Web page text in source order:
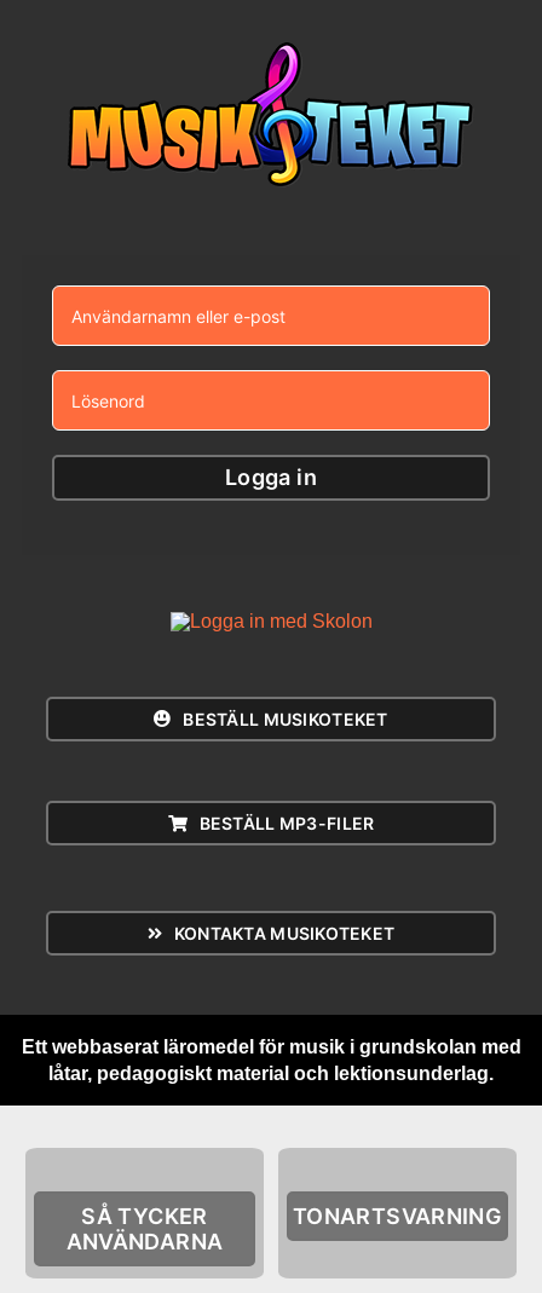
Logga in
BESTÄLL MUSIKOTEKET
BESTÄLL MP3-FILER
KONTAKTA MUSIKOTEKET
Ett webbaserat läromedel för musik i grundskolan med
låtar, pedagogiskt material och lektionsunderlag.
SÅ TYCKER
ANVÄNDARNA
TONARTSVARNING